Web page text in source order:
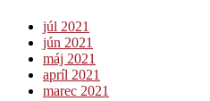
júl 2021
jún 2021
máj 2021
apríl 2021
marec 2021